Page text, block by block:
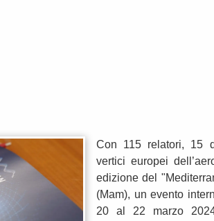
Con 115 relatori, 15
vertici europei
edizione del
(Mam), un evento
20 al 22 marzo 2024